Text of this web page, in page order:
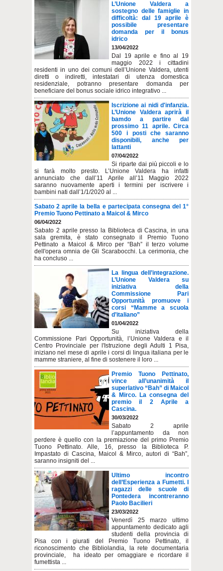
L’Unione Valdera a
sostegno delle famiglie in
difficoltà: dal 19 aprile è
possibile presentare
domanda per il bonus
idrico
13/04/2022
Dal 19 aprile e fino al 19
maggio 2022 i cittadini
residenti in uno dei comuni dell’Unione Valdera, utenti
diretti o indiretti, intestatari di utenza domestica
residenziale, potranno presentare domanda per
beneficiare del bonus sociale idrico integrativo ...
Iscrizione ai nidi d'infanzia.
L’Unione Valdera aprirà il
bamdo a partire dal
prossimo 11 aprile. Circa
500 i posti che saranno
disponibili, anche per
lattanti
07/04/2022
Si riparte dai più piccoli e lo
si farà molto presto. L’Unione Valdera ha infatti
annunciato che dall’11 Aprile all’11 Maggio 2022
saranno nuovamente aperti i termini per iscrivere i
bambini nati dall’1/1/2020 al ...
Sabato 2 aprile la bella e partecipata consegna del 1°
Premio Tuono Pettinato a Maicol & Mirco
06/04/2022
Sabato 2 aprile presso la Biblioteca di Cascina, in una
sala gremita, è stato consegnato il Premio Tuono
Pettinato a Maicol & Mirco per “Bah” il terzo volume
dell'opera omnia de Gli Scarabocchi. La cerimonia, che
ha concluso ...
La lingua dell’integrazione.
L’Unione Valdera su
iniziativa della
Commissione Pari
Opportunità promuove i
corsi “Mamme a scuola
d’italiano”
01/04/2022
Su iniziativa della
Commissione Pari Opportunità, l’Unione Valdera e il
Centro Provinciale per l'Istruzione degli Adulti 1 Pisa,
iniziano nel mese di aprile i corsi di lingua italiana per le
mamme straniere, al fine di sostenere il loro ...
Premio Tuono Pettinato,
vince all’unanimità il
superlativo “Bah” di Maicol
& Mirco. La consegna del
premio il 2 Aprile a
Cascina.
30/03/2022
Sabato 2 aprile
l’appuntamento da non
perdere è quello con la premiazione del primo Premio
Tuono Pettinato. Alle, 16, presso la Biblioteca P.
Impastato di Cascina, Maicol & Mirco, autori di “Bah”,
saranno insigniti del ...
Ultimo incontro
dell’Esperienza a Fumetti. I
ragazzi delle scuole di
Pontedera incontreranno
Paolo Bacilieri
23/03/2022
Venerdì 25 marzo ultimo
appuntamento dedicato agli
studenti della provincia di
Pisa con i giurati del Premio Tuono Pettinato, il
riconoscimento che Bibliolandia, la rete documentaria
provinciale, ha ideato per omaggiare e ricordare il
fumettista ...